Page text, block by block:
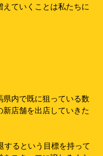
ていくことは私たちに
県内で既に狙っている数
店舗を出店していきた
するという目標を持って